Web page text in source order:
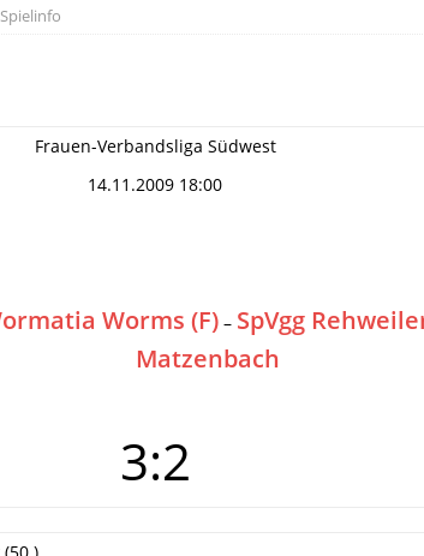
Spielinfo
Frauen-Verbandsliga Südwest
14.11.2009 18:00
Worms (F) – SpVgg
Matzenbach
3:2